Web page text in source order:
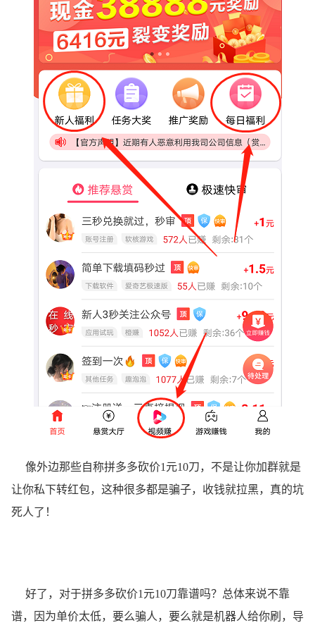
像外边那些自称拼多多砍价1元10刀，不是让你加群就是
让你私下转红包，这种很多都是骗子，收钱就拉黑，真的坑
死人了！
好了，对于拼多多砍价1元10刀靠谱吗？总体来说不靠
谱，因为单价太低，要么骗人，要么就是机器人给你刷，导